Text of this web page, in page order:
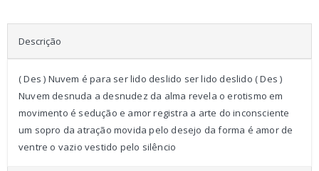
Descrição
( Des ) Nuvem é para ser lido deslido ser lido deslido ( Des )
Nuvem desnuda a desnudez da alma revela o erotismo em
movimento é sedução e amor registra a arte do inconsciente
um sopro da atração movida pelo desejo da forma é amor de
ventre o vazio vestido pelo silêncio